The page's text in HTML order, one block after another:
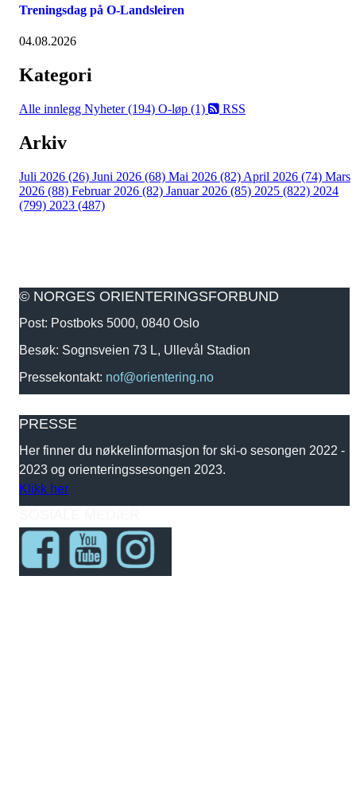
Treningsdag på O-Landsleiren
04.08.2026
Kategori
Alle innlegg Nyheter (194) O-løp (1) RSS
Arkiv
Juli 2026 (26) Juni 2026 (68) Mai 2026 (82) April 2026 (74) Mars
2026 (88) Februar 2026 (82) Januar 2026 (85) 2025 (822) 2024
(799) 2023 (487)
© NORGES ORIENTERINGSFORBUND
Post: Postboks 5000, 0840 Oslo
Besøk: Sognsveien 73 L, Ullevål Stadion
Pressekontakt: nof@orientering.no
PRESSE
Her finner du nøkkelinformasjon for ski-o sesongen 2022 -
2023 og orienteringssesongen 2023.
Klikk her